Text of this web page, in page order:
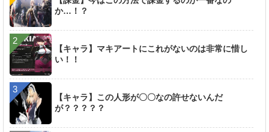
か…！？
【キャラ】マキアートにこれがないのは非常に惜し
い！！
【キャラ】この人形が〇〇なの許せないんだ
が？？？？？